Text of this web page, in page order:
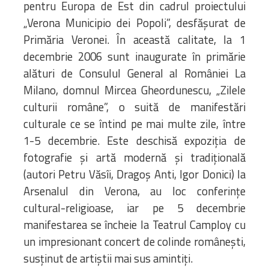
pentru Europa de Est din cadrul proiectului
„Verona Municipio dei Popoli”, desfășurat de
Primăria Veronei. În această calitate, la 1
decembrie 2006 sunt inaugurate în primărie
alături de Consulul General al României La
Milano, domnul Mircea Gheordunescu, „Zilele
culturii române”, o suită de manifestări
culturale ce se întind pe mai multe zile, între
1-5 decembrie. Este deschisă expoziția de
fotografie și artă modernă și tradițională
(autori Petru Văsîi, Dragoș Anti, Igor Donici) la
Arsenalul din Verona, au loc conferințe
cultural-religioase, iar pe 5 decembrie
manifestarea se încheie la Teatrul Camploy cu
un impresionant concert de colinde românești,
susținut de artiștii mai sus amintiți.